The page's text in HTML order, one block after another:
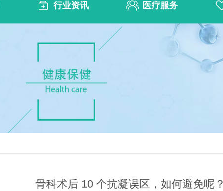
行业资讯 医疗服务
骨科术后 10 个抗凝误区，如何避免呢？